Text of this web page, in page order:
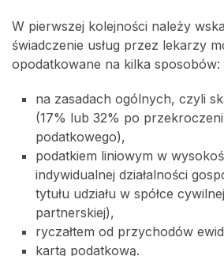
W pierwszej kolejności należy
świadczenie usług przez lekarzy
opodatkowane na kilka sposobów:
na zasadach ogólnych, czyli
(17% lub 32% po
podatkowego),
podatkiem liniowym w
indywidualnej działalności
tytułu udziału w spółce
partnerskiej),
ryczałtem od przychodów
kartą podatkową.